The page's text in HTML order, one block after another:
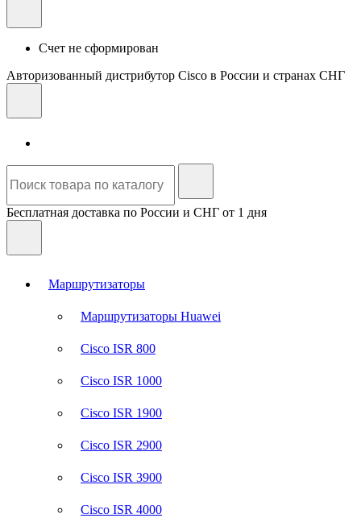
Счет не сформирован
Авторизованный дистрибутор Cisco в России и странах СНГ
Бесплатная доставка по России и СНГ от 1 дня
Маршрутизаторы
Маршрутизаторы Huawei
Cisco ISR 800
Cisco ISR 1000
Cisco ISR 1900
Cisco ISR 2900
Cisco ISR 3900
Cisco ISR 4000